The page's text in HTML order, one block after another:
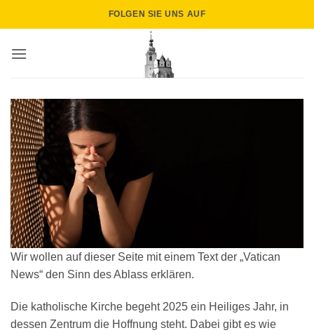
FOLGEN SIE UNS AUF
Wir wollen auf dieser Seite mit einem Text der „Vatican
News“ den Sinn des Ablass erklären.
Die katholische Kirche begeht 2025 ein Heiliges Jahr, in
dessen Zentrum die Hoffnung steht. Dabei gibt es wie